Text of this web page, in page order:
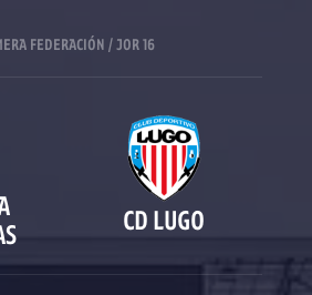
FEDERACIÓN / JOR 16
CD LUGO